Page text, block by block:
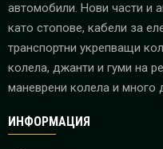
автомобили. Нови части и
като стопове, кабели за
транспортни укрепващи
колела, джанти и гуми на
маневрени колела и много
ИНФОРМАЦИЯ